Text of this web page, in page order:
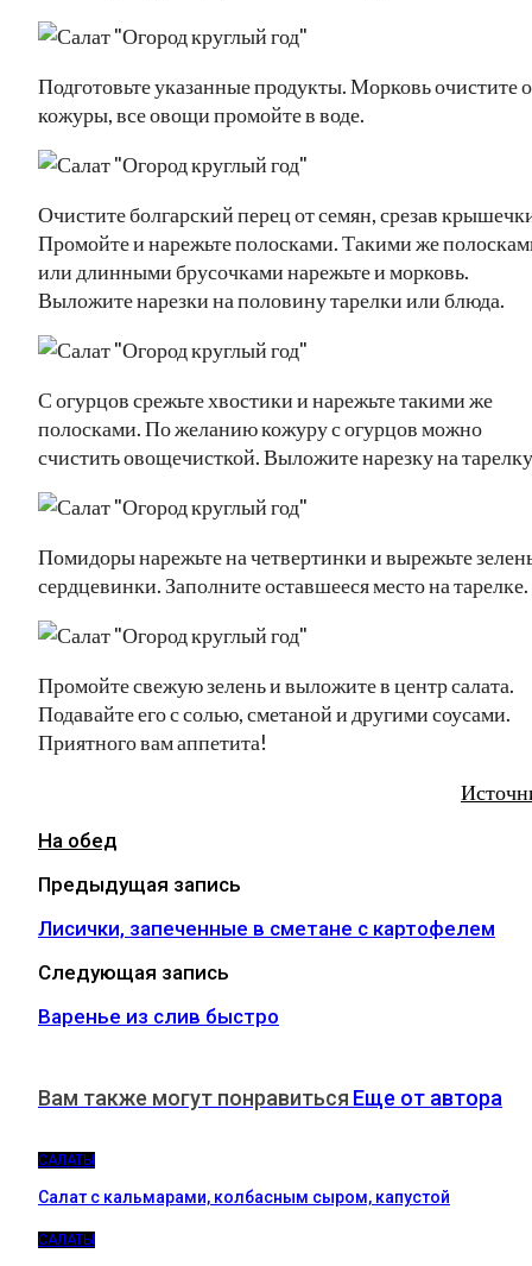
Подготовьте указанные продукты. Морковь очистите
кожуры, все овощи промойте в воде.
Очистите болгарский перец от семян, срезав
Промойте и нарежьте полосками. Такими же
или длинными брусочками нарежьте и морковь.
Выложите нарезки на половину тарелки или блюда.
С огурцов срежьте хвостики и нарежьте такими же
полосками. По желанию кожуру с огурцов можно
счистить овощечисткой. Выложите нарезку на
Помидоры нарежьте на четвертинки и вырежьте
сердцевинки. Заполните оставшееся место на тарелке.
Промойте свежую зелень и выложите в центр салата.
Подавайте его с солью, сметаной и другими соусами.
Приятного вам аппетита!
На обед
Предыдущая запись
Лисички, запеченные в сметане с картофелем
Следующая запись
Варенье из слив быстро
Вам также могут понравиться Еще от автора
САЛАТЫ
Салат с кальмарами, колбасным сыром, капустой
САЛАТЫ